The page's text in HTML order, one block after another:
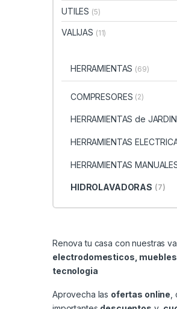
UTILES (5)
VALIJAS (11)
HERRAMIENTAS (69)
COMPRESORES (2)
HERRAMIENTAS de JARDIN
HERRAMIENTAS
HERRAMIENTAS
HIDROLAVADORAS (7)
Renova tu casa con nuestras
electrodomesticos, muebles
tecnologia
Aprovecha las ofertas online,